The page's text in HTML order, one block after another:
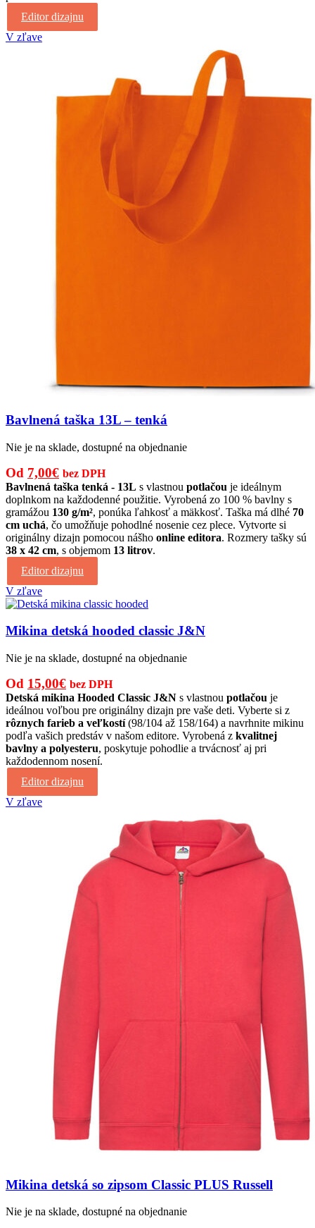
Editor dizajnu
V zľave
Bavlnená taška 13L – tenká
Nie je na sklade, dostupné na objednanie
Od Pôvodná
cena
bola:
9,00€.
7,00€Aktuálna
cena
je:
7,00€.
bez DPH
Bavlnená taška tenká - 13L s vlastnou potlačou je ideálnym
doplnkom na každodenné použitie. Vyrobená zo 100 % bavlny s
gramážou 130 g/m², ponúka ľahkosť a mäkkosť. Taška má dlhé 70
cm uchá, čo umožňuje pohodlné nosenie cez plece. Vytvorte si
originálny dizajn pomocou nášho online editora. Rozmery tašky sú
38 x 42 cm, s objemom 13 litrov.
Editor dizajnu
V zľave
Mikina detská hooded classic J&N
Nie je na sklade, dostupné na objednanie
Od Pôvodná
cena
bola:
21,00€.
15,00€Aktuálna
cena
je:
15,00€.
bez DPH
Detská mikina Hooded Classic J&N s vlastnou potlačou je
ideálnou voľbou pre originálny dizajn pre vaše deti. Vyberte si z
rôznych farieb a veľkostí(98/104 až 158/164) a navrhnite mikinu
podľa vašich predstáv v našom editore. Vyrobená z kvalitnej
bavlny a polyesteru, poskytuje pohodlie a trvácnosť aj pri
každodennom nosení.
Editor dizajnu
V zľave
Mikina detská so zipsom Classic PLUS Russell
Nie je na sklade, dostupné na objednanie